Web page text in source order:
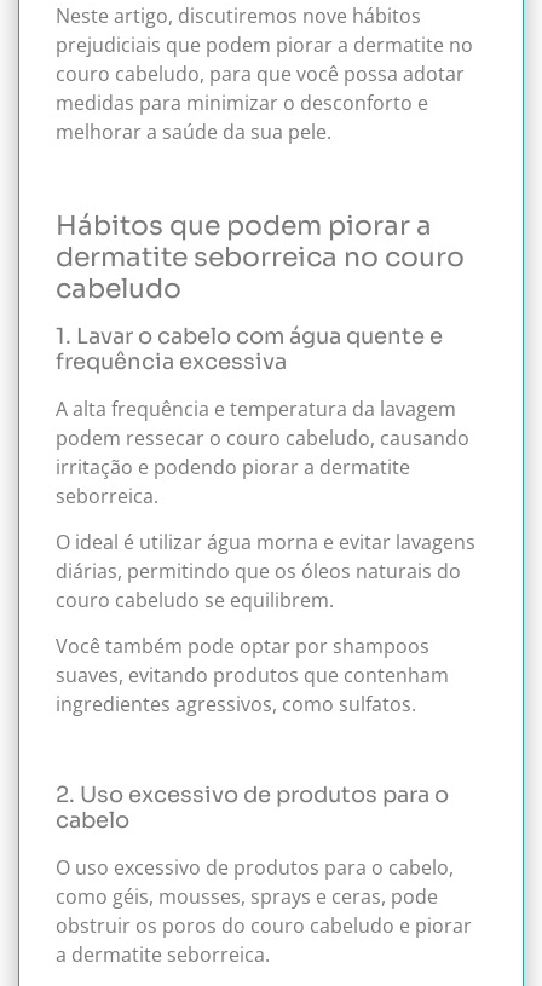
Neste artigo, discutiremos nove hábitos
prejudiciais que podem piorar a dermatite no
couro cabeludo, para que você possa adotar
medidas para minimizar o desconforto e
melhorar a saúde da sua pele.
Hábitos que podem piorar a
dermatite seborreica no couro
cabeludo
1. Lavar o cabelo com água quente e
frequência excessiva
A alta frequência e temperatura da lavagem
podem ressecar o couro cabeludo, causando
irritação e podendo piorar a dermatite
seborreica.
O ideal é utilizar água morna e evitar lavagens
diárias, permitindo que os óleos naturais do
couro cabeludo se equilibrem.
Você também pode optar por shampoos
suaves, evitando produtos que contenham
ingredientes agressivos, como sulfatos.
2. Uso excessivo de produtos para o
cabelo
O uso excessivo de produtos para o cabelo,
como géis, mousses, sprays e ceras, pode
obstruir os poros do couro cabeludo e piorar
a dermatite seborreica.